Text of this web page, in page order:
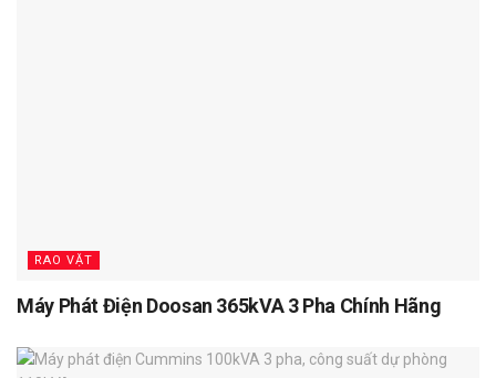
RAO VẶT
Máy Phát Điện Doosan 365kVA 3 Pha Chính Hãng